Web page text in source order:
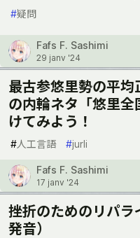
#疑問
Fafs F. Sashimi
29 janv '24
最古参悠里勢の平
の内輪ネタ「悠里
けてみよう！
#人工言語 #jurli
Fafs F. Sashimi
17 janv '24
挫折のためのリパラ
発音）